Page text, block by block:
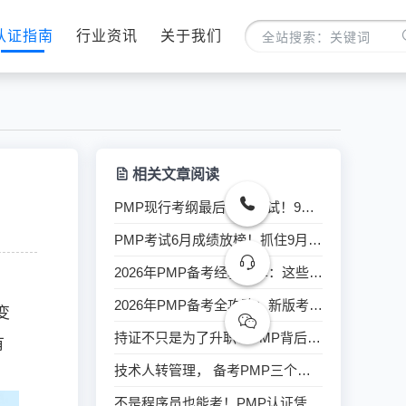
证指南 行业资讯 关于我们
相关文章阅读
PMP现行考纲最后一次考试！9月12日开考，现在备考来得及吗？
PMP考试6月成绩放榜！抓住9月旧考纲最后机会，附备考时间表
2026年PMP备考经验分享：这些坑我踩过，你不用再踩
2026年PMP备考全攻略：新版考纲下如何高效通关？
持证不只是为了升职：PMP背后的政策红利，很多人没注意到
技术人转管理， 备考PMP三个月，我的完整经历分享